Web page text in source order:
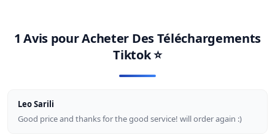
1 Avis pourAcheter Des Téléchargements
Tiktok⭐
Leo Sarili
Good price and thanks for the good service! will order again :)